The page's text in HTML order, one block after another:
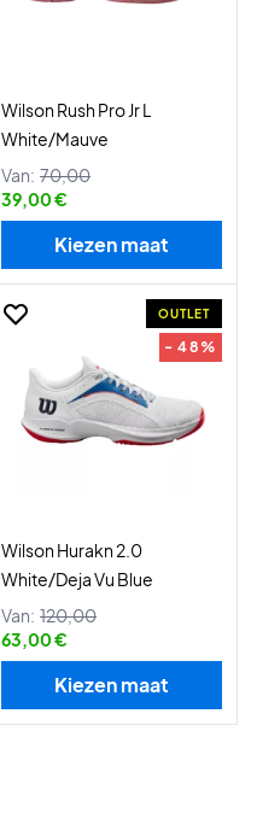
Wilson Rush Pro Jr L
White/Mauve
Van: 70,00
39,00 €
Kiezen maat
OUTLET
- 48%
Wilson Hurakn 2.0
White/Deja Vu Blue
Van: 120,00
63,00 €
Kiezen maat